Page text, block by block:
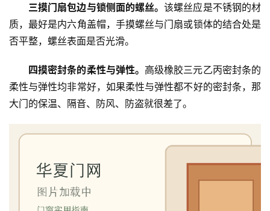
门
套
安
三摸门扇包边与锁侧面的螺丝。该螺丝应是不锈钢的材
质，最好是内六角盖帽，手摸螺丝与门扇或锁体的结合处是
否平整，螺丝表面是否光滑。
四摸密封条的柔性与弹性。 高级橡胶三元乙丙密封条的
柔性与弹性均非常好，如果柔性与弹性都不好的密封条，那
大门的保温、隔音、防风、防盗就很差了。